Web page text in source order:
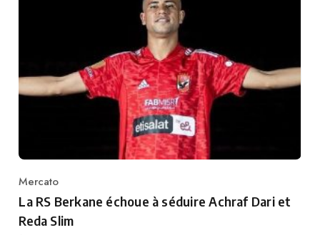
Category
Mercato
La RS Berkane échoue à séduire Achraf Dari et
Reda Slim